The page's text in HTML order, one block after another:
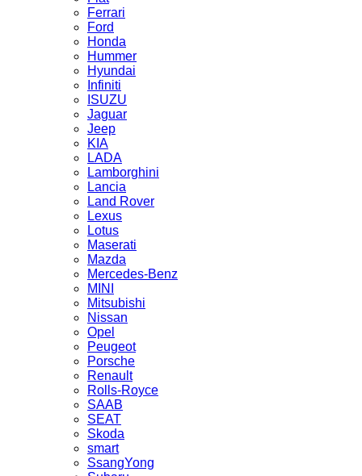
Ferrari
Ford
Honda
Hummer
Hyundai
Infiniti
ISUZU
Jaguar
Jeep
KIA
LADA
Lamborghini
Lancia
Land Rover
Lexus
Lotus
Maserati
Mazda
Mercedes-Benz
MINI
Mitsubishi
Nissan
Opel
Peugeot
Porsche
Renault
Rolls-Royce
SAAB
SEAT
Skoda
smart
SsangYong